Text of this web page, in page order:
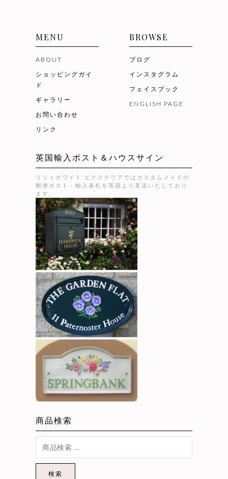
MENU
ABOUT
ショッピングガイ
ド
ギャラリー
お問い合わせ
リンク
BROWSE
ブログ
インスタグラム
フェイスブック
ENGLISH PAGE
英国輸入ポスト＆ハウスサイン
リリィホワイト エクステリアではカスタムメイドの
郵便ポスト・輸入表札を英国より直送いたしており
ます。
商品検索
検索